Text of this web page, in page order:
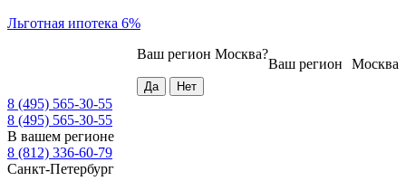
Льготная ипотека 6%
Москва
Ваш регион
Ваш регион Москва?
8 (495) 565-30-55
8 (495) 565-30-55
В вашем регионе
8 (812) 336-60-79
Санкт-Петербург